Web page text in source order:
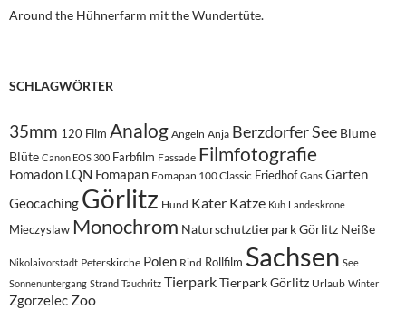
Around the Hühnerfarm mit the Wundertüte.
SCHLAGWÖRTER
35mm 120 Film Analog Angeln Anja Berzdorfer See Blume
Blüte Canon EOS 300 Farbfilm Fassade Filmfotografie
Fomadon LQN Fomapan Fomapan 100 Classic Friedhof Gans Garten
Geocaching Görlitz Hund Kater Katze Kuh Landeskrone
Mieczyslaw Monochrom Naturschutztierpark Görlitz Neiße
Nikolaivorstadt Peterskirche Polen Rind Rollfilm Sachsen See
Sonnenuntergang Strand Tauchritz TierparkTierpark Görlitz Urlaub Winter
Zgorzelec Zoo